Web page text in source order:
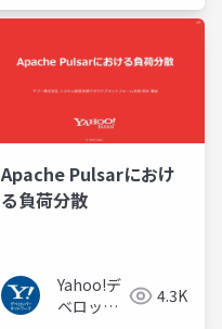
ワーク
Apache Pulsarにおけ
る負荷分散
Yahoo!デ
ベロッパ
4.3K